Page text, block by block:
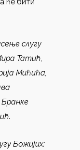
слугу
Татић,
Мићића,
Бранке
Божијих: